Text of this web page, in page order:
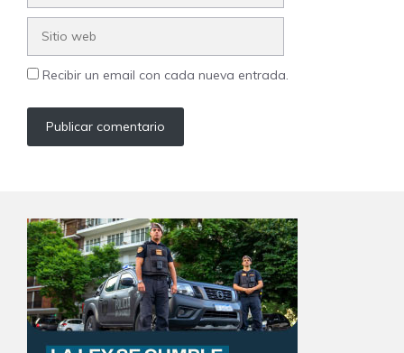
Recibir un email con cada nueva entrada.